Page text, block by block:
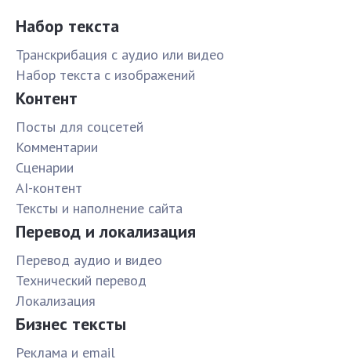
Набор текста
Транскрибация с аудио или видео
Набор текста с изображений
Контент
Посты для соцсетей
Комментарии
Сценарии
AI-контент
Тексты и наполнение сайта
Перевод и локализация
Перевод аудио и видео
Технический перевод
Локализация
Бизнес тексты
Реклама и email